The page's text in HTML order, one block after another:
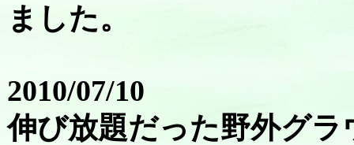
ました。
2010/07/10
伸び放題だった野外グ